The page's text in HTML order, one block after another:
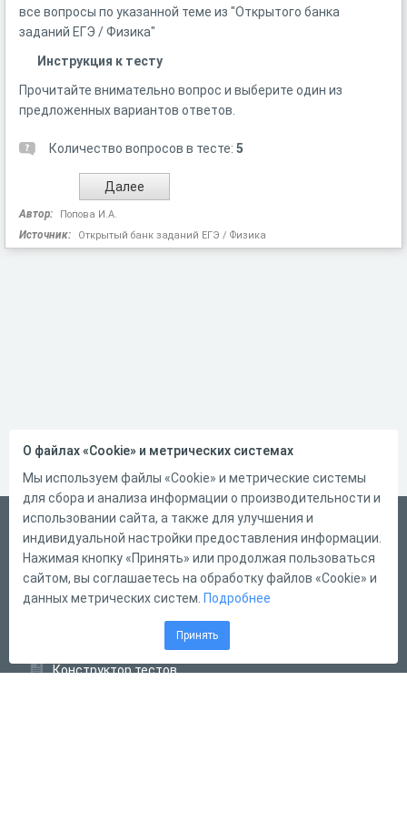
все вопросы по указанной теме из "Открытого банка
заданий ЕГЭ / Физика"
Инструкция к тесту
Прочитайте внимательно вопрос и выберите один из
предложенных вариантов ответов.
Количество вопросов в тесте: 5
Автор: Попова И.А.
Источник: Открытый банк заданий ЕГЭ / Физика
Русский
Справка
Форма обратной связи
Конструктор тестов
О файлах «Cookie» и метрических системах
Мы используем файлы «Cookie» и метрические системы
для сбора и анализа информации о производительности и
использовании сайта, а также для улучшения и
индивидуальной настройки предоставления информации.
Нажимая кнопку «Принять» или продолжая пользоваться
сайтом, вы соглашаетесь на обработку файлов «Cookie» и
данных метрических систем. Подробнее
Принять